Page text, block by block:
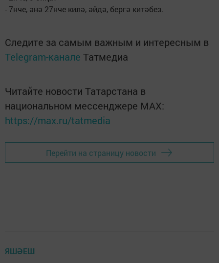
- 7нче, әнә 27нче килә, әйдә, бергә китәбез.
Следите за самым важным и интересным в
Telegram-канале Татмедиа
Читайте новости Татарстана в
национальном мессенджере MАХ:
https://max.ru/tatmedia
Перейти на страницу новости
ЯШӘЕШ